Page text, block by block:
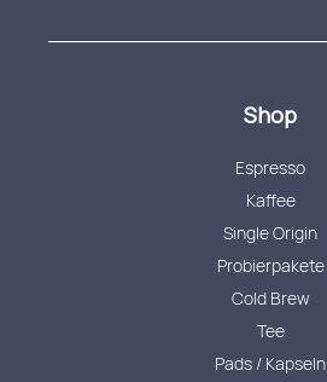
Shop
Espresso
Kaffee
Single Origin
Probierpakete
Cold Brew
Tee
Pads / Kapseln